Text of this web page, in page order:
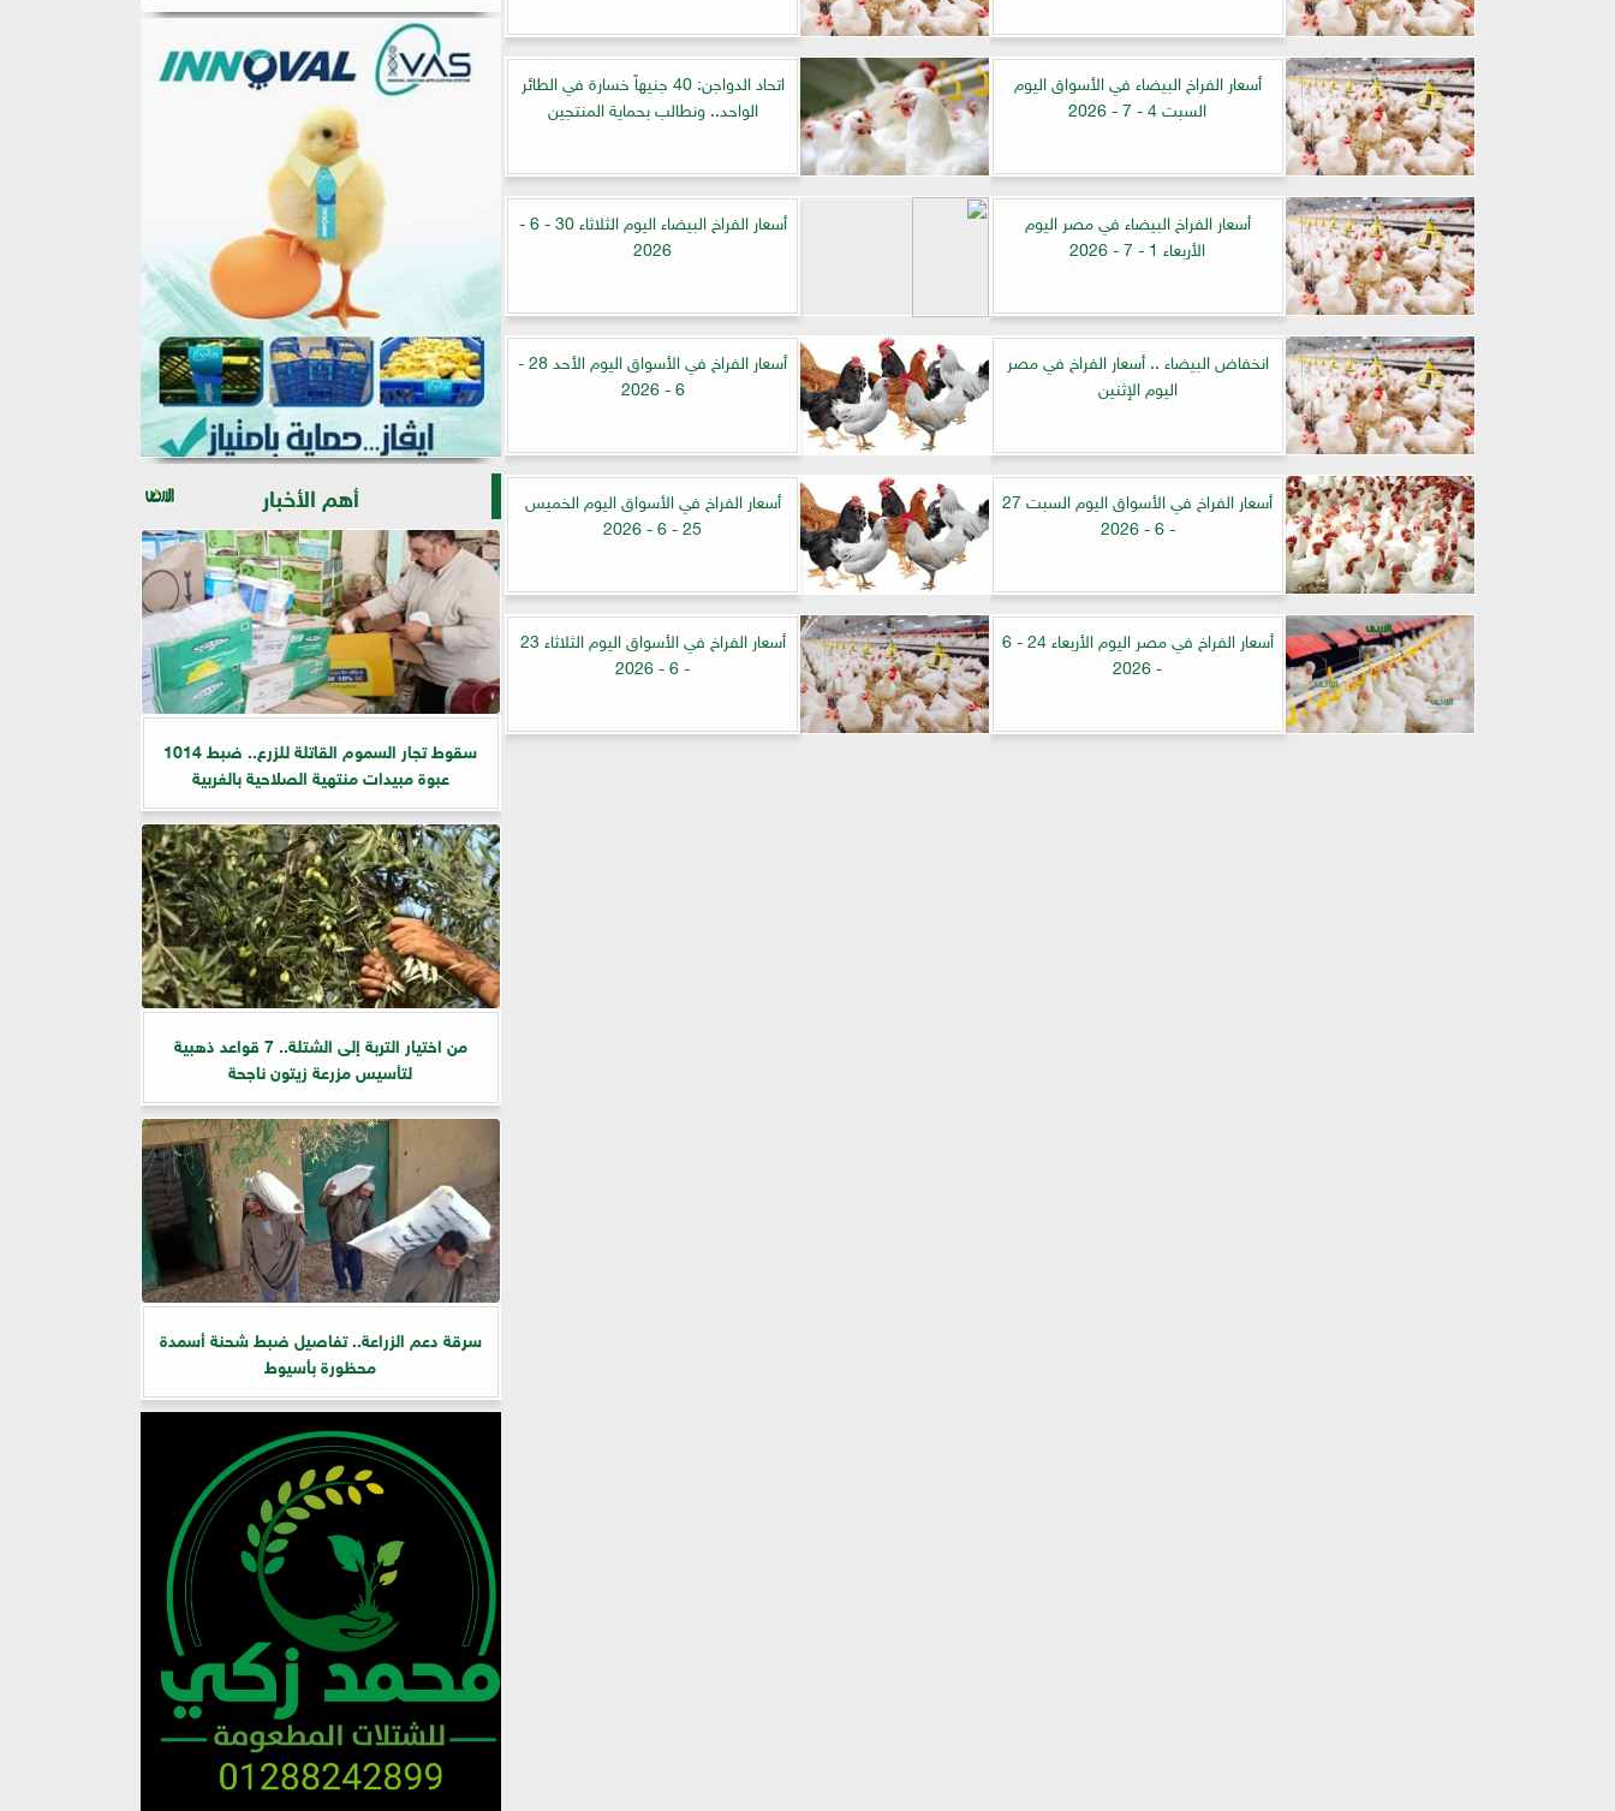
أسعار الفراخ البيضاء في الأسواق اليوم
السبت 4 - 7 - 2026
اتحاد الدواجن: 40 جنيهاً خسارة في الطائر
الواحد.. ونطالب بحماية المنتجين
أسعار الفراخ البيضاء في مصر اليوم
الأربعاء 1 - 7 - 2026
أسعار الفراخ البيضاء اليوم الثلاثاء 30 - 6 -
2026
انخفاض البيضاء .. أسعار الفراخ في مصر
اليوم الإثنين
أسعار الفراخ في الأسواق اليوم الأحد 28 -
6 - 2026
أسعار الفراخ في الأسواق اليوم السبت 27
- 6 - 2026
أسعار الفراخ في الأسواق اليوم الخميس
25 - 6 - 2026
أسعار الفراخ في مصر اليوم الأربعاء 24 - 6
- 2026
أسعار الفراخ في الأسواق اليوم الثلاثاء 23
- 6 - 2026
أهم الأخبار
سقوط تجار السموم القاتلة للزرع.. ضبط 1014
عبوة مبيدات منتهية الصلاحية بالغربية
من اختيار التربة إلى الشتلة.. 7 قواعد ذهبية
لتأسيس مزرعة زيتون ناجحة
سرقة دعم الزراعة.. تفاصيل ضبط شحنة أسمدة
محظورة بأسيوط